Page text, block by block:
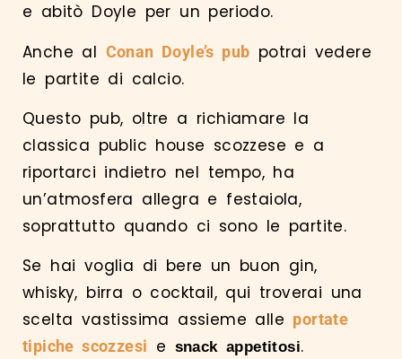
e abitò Doyle per un periodo.
Anche al Conan Doyle’s pub potrai vedere
le partite di calcio.
Questo pub, oltre a richiamare la
classica public house scozzese e a
riportarci indietro nel tempo, ha
un’atmosfera allegra e festaiola,
soprattutto quando ci sono le partite.
Se hai voglia di bere un buon gin,
whisky, birra o cocktail, qui troverai una
scelta vastissima assieme alle portate
tipiche scozzesi e snack appetitosi.